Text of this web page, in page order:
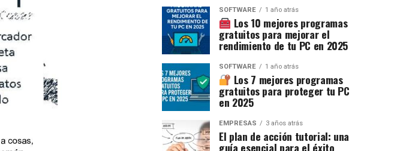
SOFTWARE 1 año atrás
Los 10 mejores programas
gratuitos para mejorar el
rendimiento de tu PC en 2025
SOFTWARE 1 año atrás
Los 7 mejores programas
gratuitos para proteger tu PC
en 2025
EMPRESAS 3 años atrás
El plan de acción tutorial: una
guía esencial para el éxito